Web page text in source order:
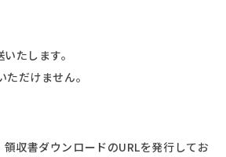
たします。
だけません。
収書ダウンロードのURLを発行してお